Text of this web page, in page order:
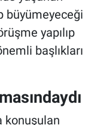
büyümeyeceği
yapılıp
başlıkları
konuşulan